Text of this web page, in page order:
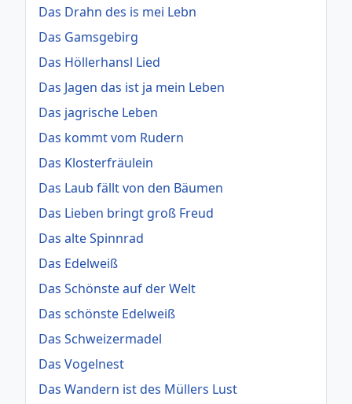
Das Drahn des is mei Lebn
Das Gamsgebirg
Das Höllerhansl Lied
Das Jagen das ist ja mein Leben
Das jagrische Leben
Das kommt vom Rudern
Das Klosterfräulein
Das Laub fällt von den Bäumen
Das Lieben bringt groß Freud
Das alte Spinnrad
Das Edelweiß
Das Schönste auf der Welt
Das schönste Edelweiß
Das Schweizermadel
Das Vogelnest
Das Wandern ist des Müllers Lust